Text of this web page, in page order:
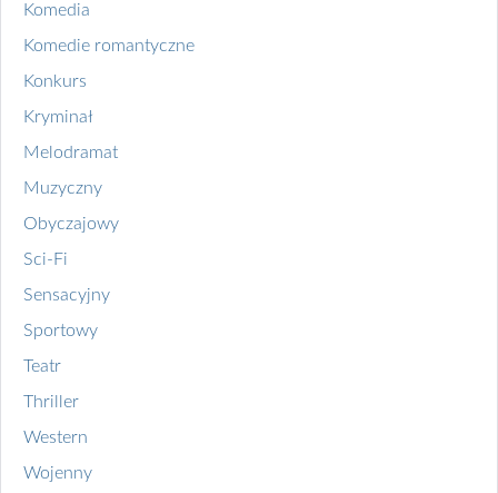
Komedia
Komedie romantyczne
Konkurs
Kryminał
Melodramat
Muzyczny
Obyczajowy
Sci-Fi
Sensacyjny
Sportowy
Teatr
Thriller
Western
Wojenny